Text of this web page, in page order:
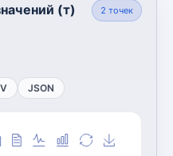
(т) 2 точек
JSON